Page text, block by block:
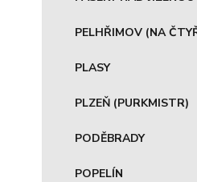
PELHŘIMOV (NA
PLASY
PLZEŇ (PURKMISTR)
PODĚBRADY
POPELÍN